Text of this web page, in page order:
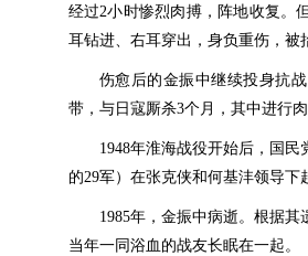
经过2小时惨烈肉搏，阵地收复。
耳钻进、右耳穿出，身负重伤，被
伤愈后的金振中继续投身抗
带，与日寇厮杀3个月，其中进行肉
1948年淮海战役开始后，国
的29军）在张克侠和何基沣领导下
1985年，金振中病逝。根据
当年一同浴血的战友长眠在一起。